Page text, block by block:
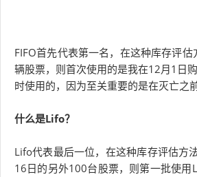
FIFO首先代表第一名，在这种库存评
辆股票，则首次使用的是我在12月1日
时使用的，因为至关重要的是在灭亡之
什么是Lifo？
Lifo代表最后一位，在这种库存评估方
16日的另外100台股票，则第一批使